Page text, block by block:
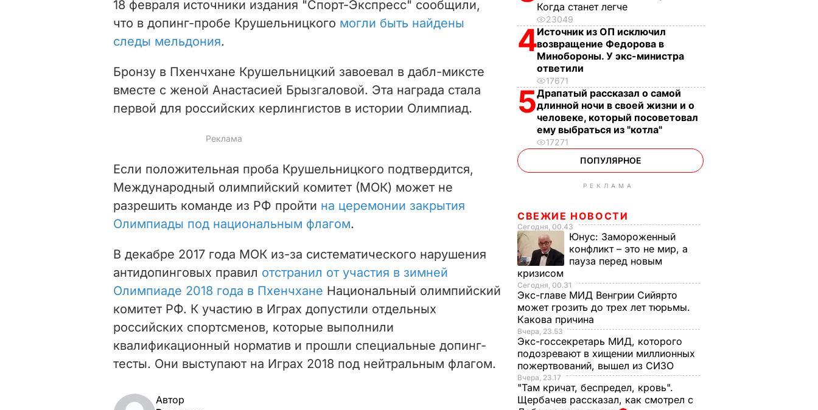
e
18 февраля источники издания "Спорт-Экспресс" сообщили,
что в допинг-пробе Крушельницкого могли быть найдены
следы мельдония.
Бронзу в Пхенчхане Крушельницкий завоевал в дабл-миксте
вместе с женой Анастасией Брызгаловой. Эта награда стала
первой для российских керлингистов в истории Олимпиад.
Если положительная проба Крушельницкого подтвердится,
Международный олимпийский комитет (МОК) может не
разрешить команде из РФ пройти на церемонии закрытия
Олимпиады под национальным флагом.
В декабре 2017 года МОК из-за систематического нарушения
антидопинговых правил отстранил от участия в зимней
Олимпиаде 2018 года в Пхенчхане Национальный олимпийский
комитет РФ. К участию в Играх допустили отдельных
российских спортсменов, которые выполнили
квалификационный норматив и прошли специальные допинг-
тесты. Они выступают на Играх 2018 под нейтральным флагом.
Автор
Когда станет легче
23049
4Источник из ОП исключил
возвращение Федорова в
Минобороны. У экс-министра
ответили
17671
5Драпатый рассказал о самой
длинной ночи в своей жизни и о
человеке, который посоветовал
ему выбраться из "котла"
17271
ПОПУЛЯРНОЕ
РЕКЛАМА
СВЕЖИЕ НОВОСТИ
Сегодня, 00.43
Юнус: Замороженный
конфликт – это не мир, а
пауза перед новым
кризисом
Сегодня, 00.31
Экс-главе МИД Венгрии Сийярто
может грозить до трех лет тюрьмы.
Какова причина
Вчера, 23.53
Экс-госсекретарь МИД, которого
подозревают в хищении миллионных
пожертвований, вышел из СИЗО
Вчера, 23.17
"Там кричат, беспредел, кровь".
Щербачев рассказал, как смотрел с